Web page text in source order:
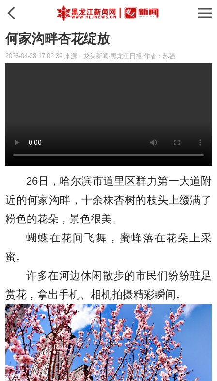
何家沟畔杏花绽放
2026-04-28 17:02:39 来源：龙头新闻·黑龙江日报 作者：苏强
26日，哈尔滨市道里区群力第一大道附
近的何家沟畔，十余株杏树的枝头上缀满了
粉色的花朵，景色很美。
蝴蝶在花间飞舞，蜜蜂落在花朵上采
蜜。
许多在河边休闲散步的市民们纷纷驻足
赏花，拿出手机、相机拍摄精彩瞬间。